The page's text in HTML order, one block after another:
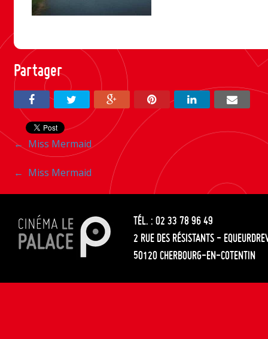
Partager
Navigation
entre
les
articles
← Miss Mermaid
Navigation
entre
les
articles
← Miss Mermaid
TÉL. : 02 33 78 96 49
2 RUE DES RÉSISTANTS -
50120 CHERBOURG-EN-COTENTIN